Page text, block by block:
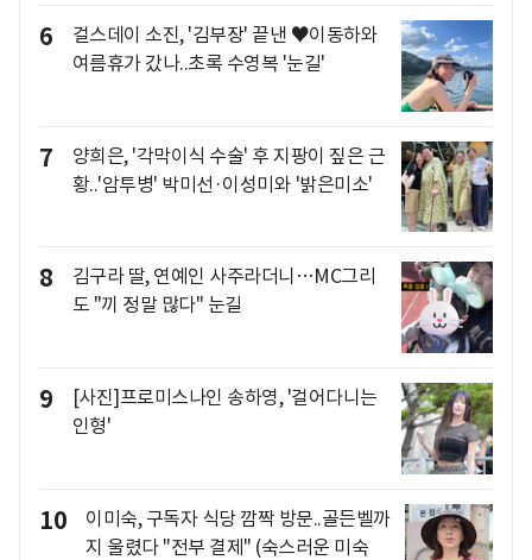
6
걸스데이 소진, '김부장' 끝낸 ♥이동하와
여름휴가 갔나..초록 수영복 '눈길'
7
양희은, '각막이식 수술' 후 지팡이 짚은 근
황..'암투병' 박미선·이성미와 '밝은미소'
8
김구라 딸, 연예인 사주라더니…MC그리
도 "끼 정말 많다" 눈길
9
[사진]프로미스나인 송하영, '걸어다니는
인형'
10
이미숙, 구독자 식당 깜짝 방문..골든벨까
지 울렸다 "전부 결제" (숙스러운 미숙